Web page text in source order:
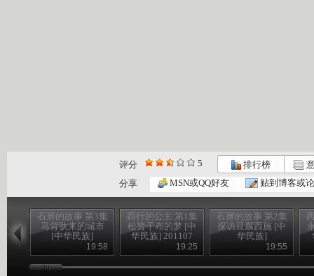
评分 5 排行榜
分享
MSN或QQ好友 贴到博客或
石屏的故事 第3集
马背驮来的城市
[中华民族]
19:58
西行的公主 第1集
松赞干布的梦 [中
华民族] 201107
19:25
石屏的故事 第2集
探访豆腐西施 [中
华民族]
19:55